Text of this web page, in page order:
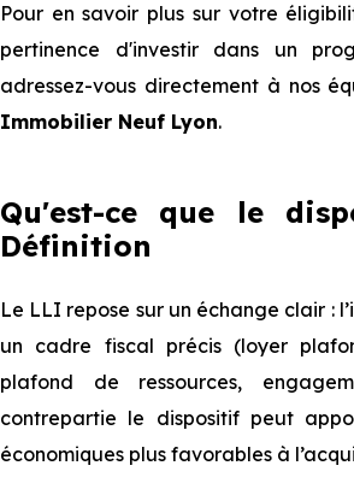
Pour en savoir plus sur votre
pertinence d'investir dans un
adressez-vous directement à nos
Immobilier Neuf Lyon.
Qu'est-ce que le
Définition
Le LLI repose sur un échange clair :
un cadre fiscal précis (loyer
plafond de ressources,
contrepartie le dispositif peut
économiques plus favorables à